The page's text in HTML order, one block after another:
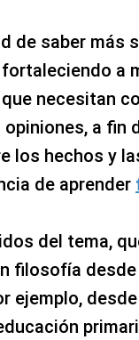
de saber más
a
necesitan
a fin
los hechos y
de aprender
del tema,
filosofía
ejemplo,